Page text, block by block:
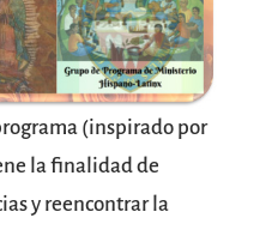
(inspirado por
la finalidad de
y reencontrar la